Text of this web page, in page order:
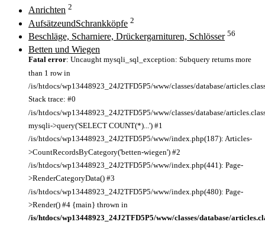
Anrichten 2
AufsätzeundSchrankköpfe 2
Beschläge, Scharniere, Drückergarnituren, Schlösser 56
Betten und Wiegen
Fatal error: Uncaught mysqli_sql_exception: Subquery returns more
than 1 row in
/is/htdocs/wp13448923_24J2TFD5P5/www/classes/database/
Stack trace: #0
/is/htdocs/wp13448923_24J2TFD5P5/www/classes/database/
mysqli->query('SELECT COUNT(*)...') #1
/is/htdocs/wp13448923_24J2TFD5P5/www/index.php(187): Articles-
>CountRecordsByCategory('betten-wiegen') #2
/is/htdocs/wp13448923_24J2TFD5P5/www/index.php(441): Page-
>RenderCategoryData() #3
/is/htdocs/wp13448923_24J2TFD5P5/www/index.php(480): Page-
>Render() #4 {main} thrown in
/is/htdocs/wp13448923_24J2TFD5P5/www/classes/database/